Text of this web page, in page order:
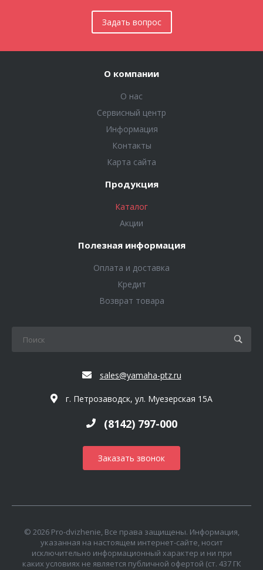
Задать вопрос
О компании
О нас
Сервисный центр
Информация
Контакты
Карта сайта
Продукция
Каталог
Акции
Полезная информация
Оплата и доставка
Кредит
Возврат товара
sales@yamaha-ptz.ru
г. Петрозаводск, ул. Муезерская 15А
(8142) 797-000
Заказать звонок
© 2026 Pro-dvizhenie, Все права защищены. Информация,
указанная на настоящем интернет-сайте, носит
исключительно информационный характер и ни при
каких условиях не является публичной офертой (ст. 437 ГК